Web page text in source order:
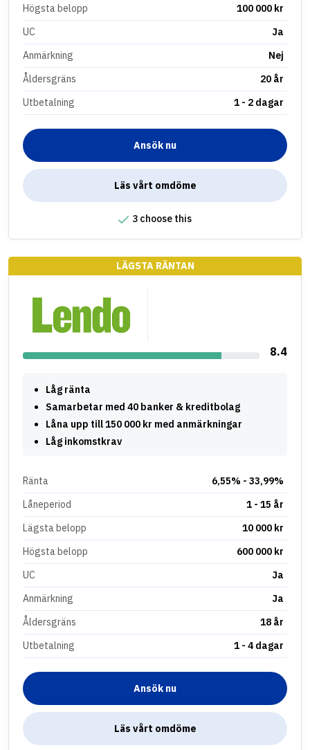
Högsta belopp
100 000 kr
UC
Ja
Anmärkning
Nej
Åldersgräns
20 år
Utbetalning
1 - 2 dagar
Ansök nu
Läs vårt omdöme
3 choose this
LÄGSTA RÄNTAN
8.4
Låg ränta
Samarbetar med 40 banker & kreditbolag
Låna upp till 150 000 kr med anmärkningar
Låg inkomstkrav
Ränta
6,55% - 33,99%
Låneperiod
1 - 15 år
Lägsta belopp
10 000 kr
Högsta belopp
600 000 kr
UC
Ja
Anmärkning
Ja
Åldersgräns
18 år
Utbetalning
1 - 4 dagar
Ansök nu
Läs vårt omdöme